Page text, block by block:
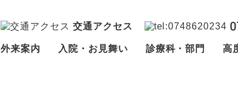
交通アクセス
外来案内 入院・お見舞い 診療科・部門 高